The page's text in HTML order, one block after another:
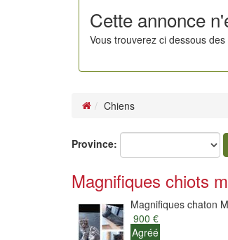
Cette annonce
Vous trouverez ci dessous
Chiens
Province:
Magnifiques chiots
Magnifiques chaton
900 €
Agréé